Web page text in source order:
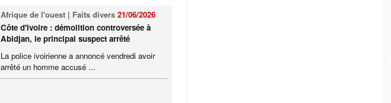
Afrique de l'ouest | Faits divers 21/06/2026
Côte d'Ivoire : démolition controversée à
Abidjan, le principal suspect arrêté
La police ivoirienne a annoncé vendredi avoir
arrêté un homme accusé ...